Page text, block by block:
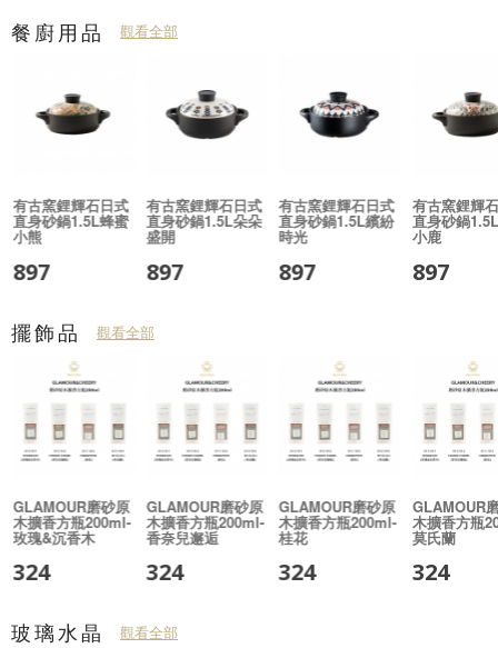
餐廚用品 觀看全部
有古窯鋰輝石日式
直身砂鍋1.5L蜂蜜
小熊
897
有古窯鋰輝石日式
直身砂鍋1.5L朵朵
盛開
897
有古窯鋰輝石日式
直身砂鍋1.5L繽紛
時光
897
有古窯鋰輝
直身砂鍋
小鹿
897
擺飾品 觀看全部
GLAMOUR磨砂原
木擴香方瓶200ml-
玫瑰&沉香木
324
GLAMOUR磨砂原
木擴香方瓶200ml-
香奈兒邂逅
324
GLAMOUR磨砂原
木擴香方瓶200ml-
桂花
324
GLAMOUR
木擴香方瓶
莫氏蘭
324
玻璃水晶 觀看全部